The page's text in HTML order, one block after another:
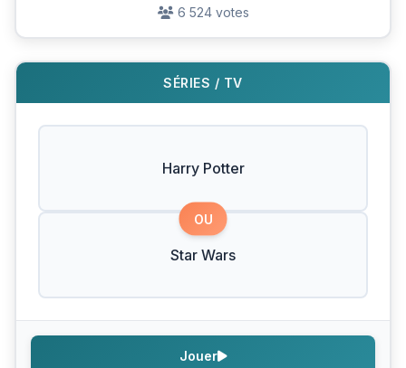
6 524 votes
SÉRIES / TV
Harry Potter
OU
Star Wars
Jouer